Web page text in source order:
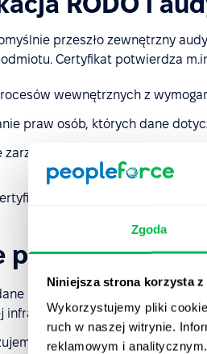
Zgoda
Niniejsza strona korzysta
Wykorzystujemy pliki
ruch w naszej witrynie.
reklamowym i
przeszło zewnętrzny
Certyfikat potwierdza
wewnętrznych z
praw osób, których dane
ryzykiem
jest dostępne dla
PeopleForce są
infrastrukturze zlokalizowanej we
danych osobowych poza